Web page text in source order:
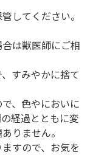
してください。
は獣医師にご相
すみやかに捨て
、色やにおいに
経過とともに変
りません。
すので、お気を